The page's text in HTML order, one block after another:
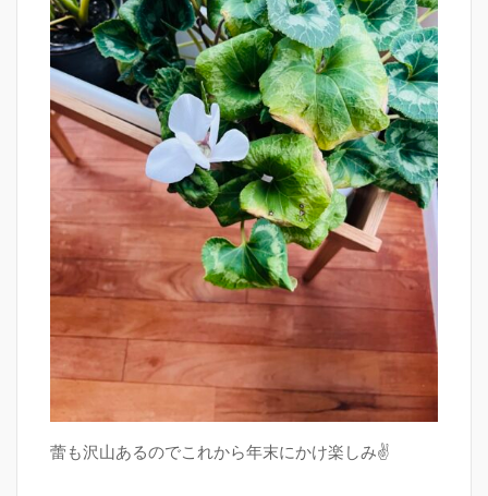
蕾も沢山あるのでこれから年末にかけ楽しみ✌️